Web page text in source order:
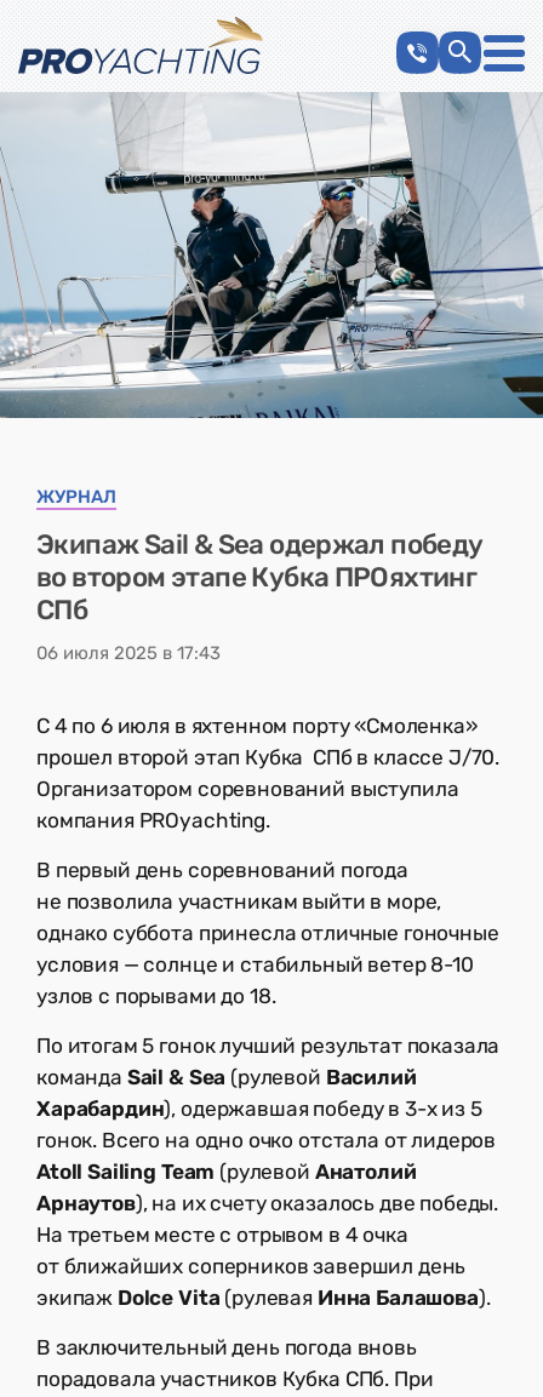
ЖУРНАЛ
Экипаж Sail & Sea одержал победу
во втором этапе Кубка ПРОяхтинг
СПб
06 июля 2025 в 17:43
С 4 по 6 июля в яхтенном порту «Смоленка»
прошел второй этап Кубка СПб в классе J/70.
Организатором соревнований выступила
компания PROyachting.
В первый день соревнований погода
не позволила участникам выйти в море,
однако суббота принесла отличные гоночные
условия — солнце и стабильный ветер 8-10
узлов с порывами до 18.
По итогам 5 гонок лучший результат показала
команда Sail & Sea (рулевой Василий
Харабардин), одержавшая победу в 3-х из 5
гонок. Всего на одно очко отстала от лидеров
Atoll Sailing Team (рулевой Анатолий
Арнаутов), на их счету оказалось две победы.
На третьем месте с отрывом в 4 очка
от ближайших соперников завершил день
экипаж Dolce Vita (рулевая Инна Балашова).
В заключительный день погода вновь
порадовала участников Кубка СПб. При